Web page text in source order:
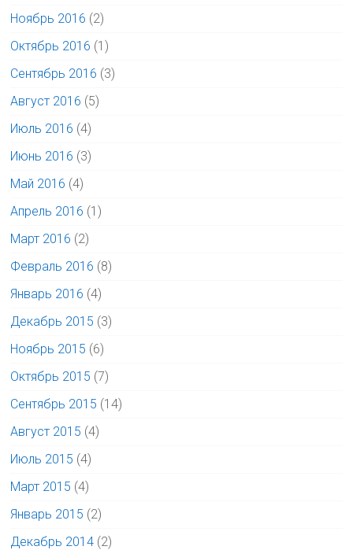
Ноябрь 2016 (2)
Октябрь 2016 (1)
Сентябрь 2016 (3)
Август 2016 (5)
Июль 2016 (4)
Июнь 2016 (3)
Май 2016 (4)
Апрель 2016 (1)
Март 2016 (2)
Февраль 2016 (8)
Январь 2016 (4)
Декабрь 2015 (3)
Ноябрь 2015 (6)
Октябрь 2015 (7)
Сентябрь 2015 (14)
Август 2015 (4)
Июль 2015 (4)
Март 2015 (4)
Январь 2015 (2)
Декабрь 2014 (2)